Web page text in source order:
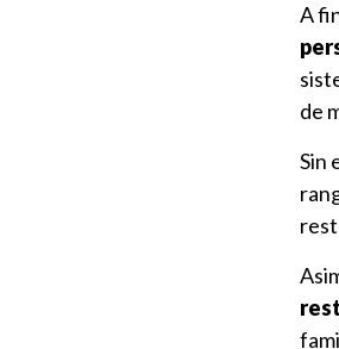
A
de
Sin